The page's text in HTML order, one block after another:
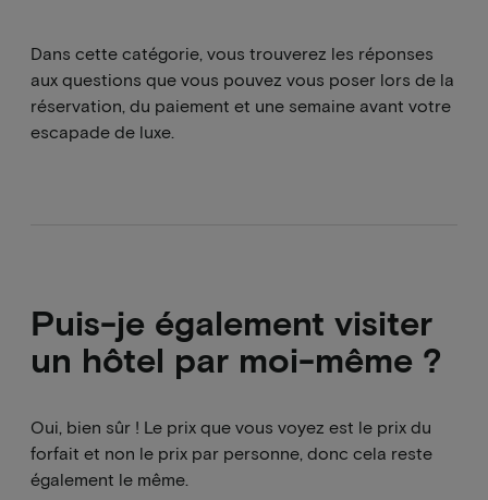
Dans cette catégorie, vous trouverez les réponses
aux questions que vous pouvez vous poser lors de la
réservation, du paiement et une semaine avant votre
escapade de luxe.
Puis-je également visiter
un hôtel par moi-même ?
Oui, bien sûr ! Le prix que vous voyez est le prix du
forfait et non le prix par personne, donc cela reste
également le même.